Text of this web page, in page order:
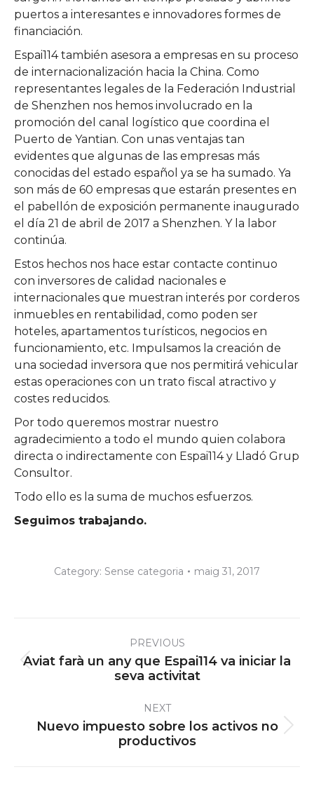
puertos a interesantes e innovadores formes de
financiación.
Espai114 también asesora a empresas en su proceso
de internacionalización hacia la China. Como
representantes legales de la Federación Industrial
de Shenzhen nos hemos involucrado en la
promoción del canal logístico que coordina el
Puerto de Yantian. Con unas ventajas tan
evidentes que algunas de las empresas más
conocidas del estado español ya se ha sumado. Ya
son más de 60 empresas que estarán presentes en
el pabellón de exposición permanente inaugurado
el día 21 de abril de 2017 a Shenzhen. Y la labor
continúa.
Estos hechos nos hace estar contacte continuo
con inversores de calidad nacionales e
internacionales que muestran interés por corderos
inmuebles en rentabilidad, como poden ser
hoteles, apartamentos turísticos, negocios en
funcionamiento, etc. Impulsamos la creación de
una sociedad inversora que nos permitirá vehicular
estas operaciones con un trato fiscal atractivo y
costes reducidos.
Por todo queremos mostrar nuestro
agradecimiento a todo el mundo quien colabora
directa o indirectamente con Espai114 y Lladó Grup
Consultor.
Todo ello es la suma de muchos esfuerzos.
Seguimos trabajando.
Category: Sense categoria maig 31, 2017
navigationPREVIOUS
Previous
post:
Aviat farà un any que Espai114 va iniciar la
seva activitat
NEXT
Next
post:
Nuevo impuesto sobre los activos no
productivos